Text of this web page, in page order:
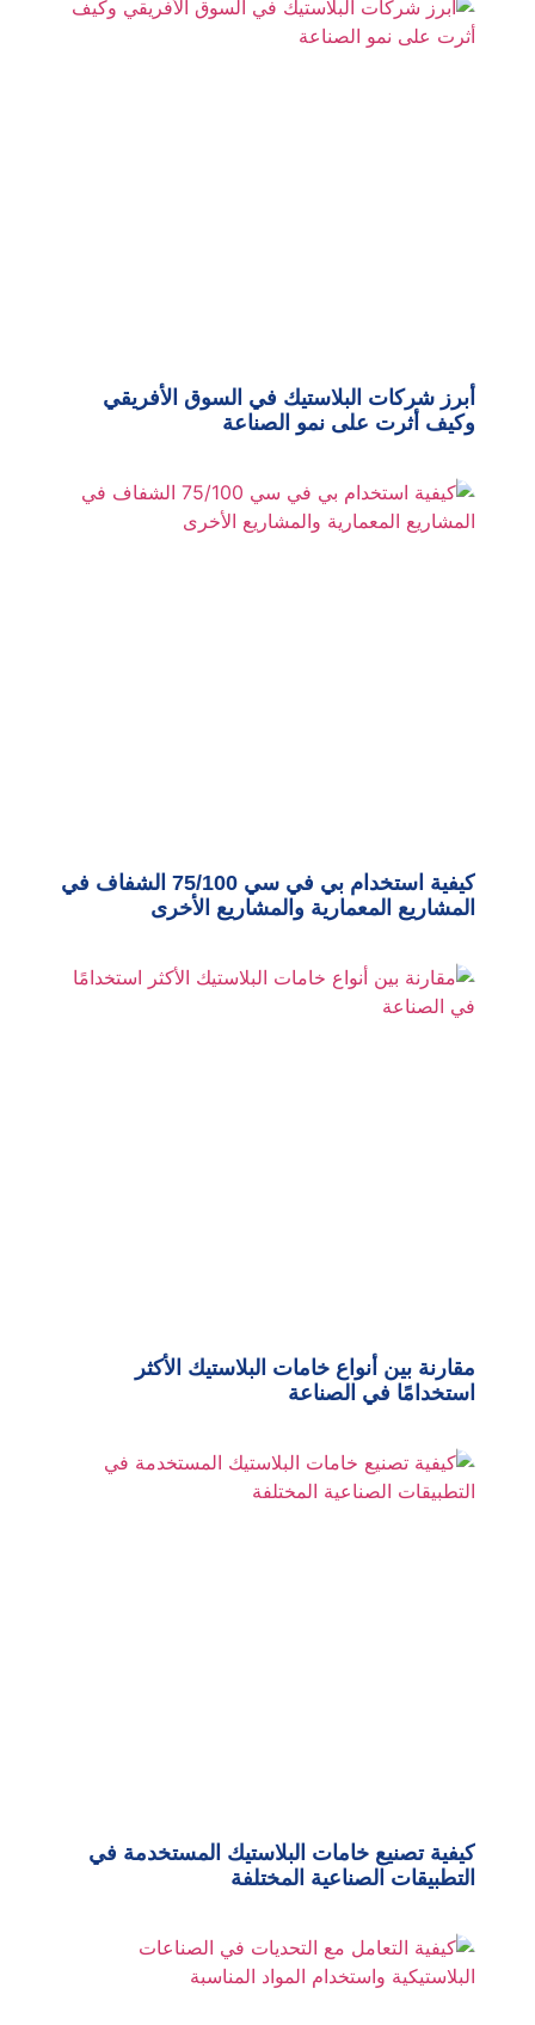
أبرز شركات البلاستيك في السوق الأفريقي
وكيف أثرت على نمو الصناعة
كيفية استخدام بي في سي 75/100 الشفاف في
المشاريع المعمارية والمشاريع الأخرى
مقارنة بين أنواع خامات البلاستيك الأكثر
استخدامًا في الصناعة
كيفية تصنيع خامات البلاستيك المستخدمة في
التطبيقات الصناعية المختلفة